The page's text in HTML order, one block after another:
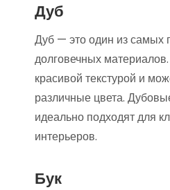
Дуб
Дуб — это один из самых
долговечных
красивой текстурой и
различные цвета.
идеально подходят для
интерьеров.
Бук